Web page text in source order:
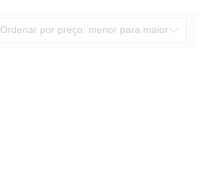
Ordenar por preço: menor para maior